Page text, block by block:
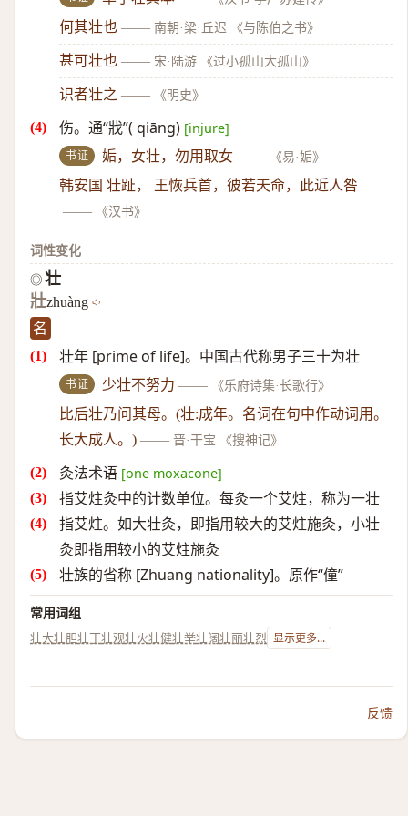
何其壮也 —— 南朝·梁·丘迟 《与陈伯之书》
甚可壮也 —— 宋·陆游 《过小孤山大孤山》
识者壮之 —— 《明史》
伤。通“戕”( qiāng) [injure]
书证 姤，女壮，勿用取女 —— 《易·姤》
韩安国 壮趾， 王恢兵首，彼若天命，此近人咎
——
《汉书》
词性变化
◎ 壮
壯zhuàng
名
壮年 [prime of life]。中国古代称男子三十为壮
书证 少壮不努力 —— 《乐府诗集·长歌行》
比后壮乃问其母。(壮:成年。名词在句中作动词用。
长大成人。) —— 晋·干宝 《搜神记》
灸法术语 [one moxacone]
指艾炷灸中的计数单位。每灸一个艾炷，称为一壮
指艾炷。如大壮灸，即指用较大的艾炷施灸，小壮
灸即指用较小的艾炷施灸
壮族的省称 [Zhuang nationality]。原作“僮”
常用词组
壮大壮胆壮丁壮观壮火壮健壮举壮阔壮丽壮烈 显示更多...
反馈